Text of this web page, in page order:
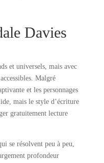
Davies
et universels, mais avec
Malgré
et les personnages
mais le style d’écriture
gratuitement lecture
se résolvent peu à peu,
profondeur